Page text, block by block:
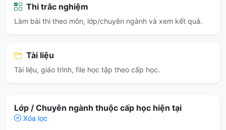
Thi trắc nghiệm
Làm bài thi theo môn, lớp/chuyên ngành và xem kết quả.
Tài liệu
Tài liệu, giáo trình, file học tập theo cấp học.
Lớp / Chuyên ngành thuộc cấp học hiện tại
Xóa lọc